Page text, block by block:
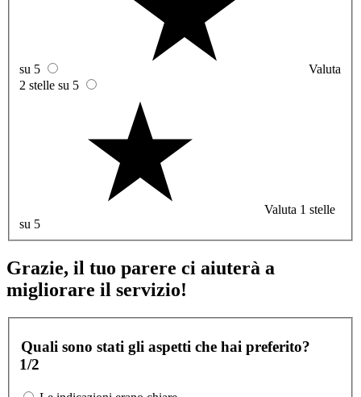
su 5
Valuta
2 stelle su 5
Valuta 1 stelle
su 5
Grazie, il tuo parere ci aiuterà a
migliorare il servizio!
Quali sono stati gli aspetti che hai preferito?
1/2